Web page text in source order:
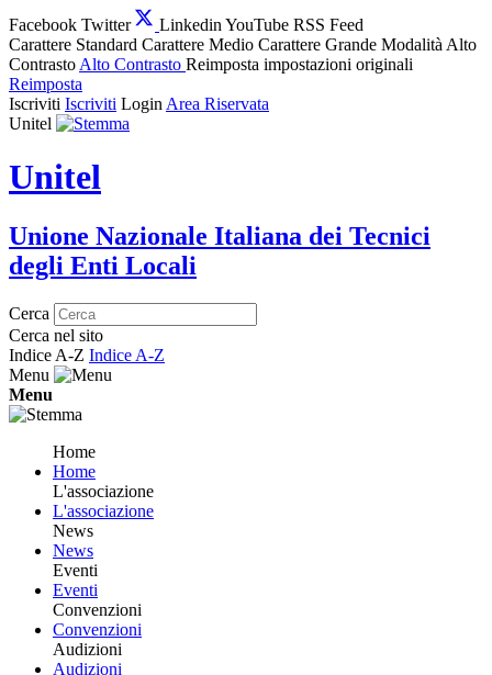
Facebook Twitter Linkedin YouTube RSS Feed
Carattere Standard Carattere Medio Carattere Grande Modalità Alto
Contrasto Alto Contrasto Reimposta impostazioni originali
Reimposta
Iscriviti Iscriviti Login Area Riservata
Unitel
Unitel
Unione Nazionale Italiana dei Tecnici
degli Enti Locali
Cerca
Cerca nel sito
Indice A-Z Indice A-Z
Menu
Menu
Home
Home
L'associazione
L'associazione
News
News
Eventi
Eventi
Convenzioni
Convenzioni
Audizioni
Audizioni